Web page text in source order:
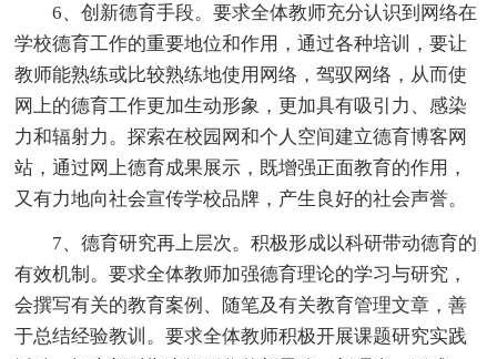
6、创新德育手段。要求全体教师充分认识到网络在
学校德育工作的重要地位和作用，通过各种培训，要让
教师能熟练或比较熟练地使用网络，驾驭网络，从而使
网上的德育工作更加生动形象，更加具有吸引力、感染
力和辐射力。探索在校园网和个人空间建立德育博客网
站，通过网上德育成果展示，既增强正面教育的作用，
又有力地向社会宣传学校品牌，产生良好的社会声誉。
7、德育研究再上层次。积极形成以科研带动德育的
有效机制。要求全体教师加强德育理论的学习与研究，
会撰写有关的教育案例、随笔及有关教育管理文章，善
于总结经验教训。要求全体教师积极开展课题研究实践